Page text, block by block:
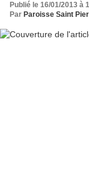
Publié le 16/01/2013 à
Par Paroisse Saint